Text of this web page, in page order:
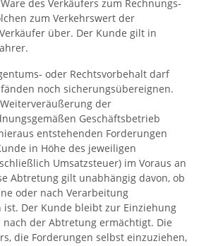
des Verkäufers zum Rechnungs-
zum Verkehrswert der
über. Der Kunde gilt in
oder Rechtsvorbehalt darf
noch sicherungsübereignen.
der
Geschäftsbetrieb
entstehenden Forderungen
in Höhe des jeweiligen
Umsatzsteuer) im Voraus an
Abtretung gilt unabhängig davon, ob
oder nach Verarbeitung
Der Kunde bleibt zur Einziehung
der Abtretung ermächtigt. Die
die Forderungen selbst einzuziehen,